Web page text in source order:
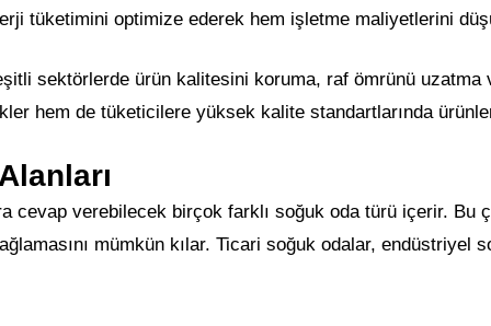
tüketimini optimize ederek hem işletme maliyetlerini
sektörlerde ürün kalitesini koruma, raf ömrünü
hem de tüketicilere yüksek kalite standartlarında
verebilecek birçok farklı soğuk oda türü içerir. Bu
mümkün kılar. Ticari soğuk odalar,